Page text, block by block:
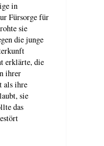
in
Fürsorge für
sie
die junge
erklärte, die
ihrer
als ihre
sie
das